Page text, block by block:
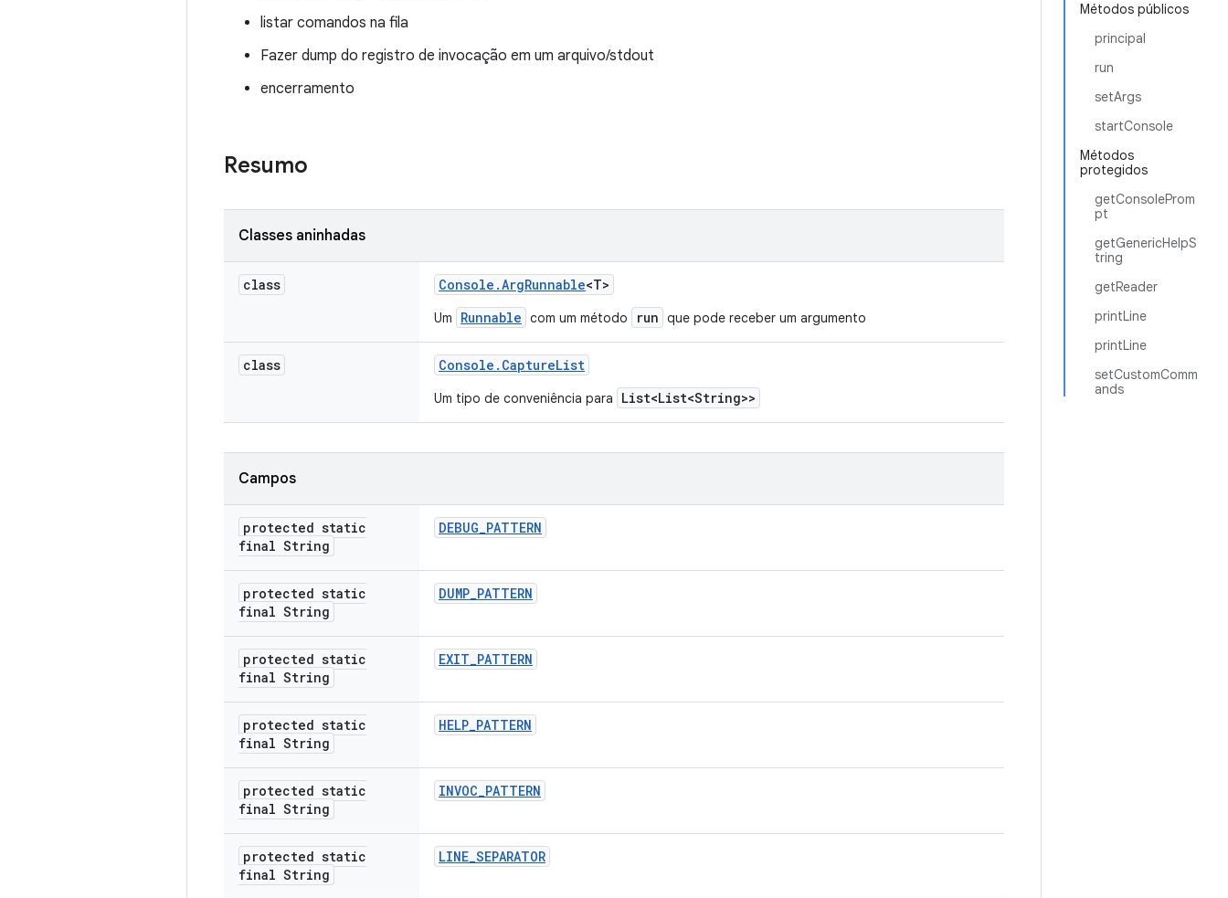
Métodos públicos
principal
run
setArgs
startConsole
Métodos
protegidos
getConsoleProm
pt
getGenericHelpS
tring
getReader
printLine
printLine
setCustomComm
ands
listar comandos na fila
Fazer dump do registro de invocação em um arquivo/stdout
encerramento
Resumo
Classes aninhadas
class Console .ArgRunnable<T>
Um Runnable com um método run que pode receber um argumento
class Console . CaptureList
Um tipo de conveniência para List<List<String>>
Campos
protected static
final String
DEBUG_PATTERN
protected static
final String
DUMP_PATTERN
protected static
final String
EXIT_PATTERN
protected static
final String
HELP_PATTERN
protected static
final String
INVOC_PATTERN
protected static
final String
LINE_SEPARATOR